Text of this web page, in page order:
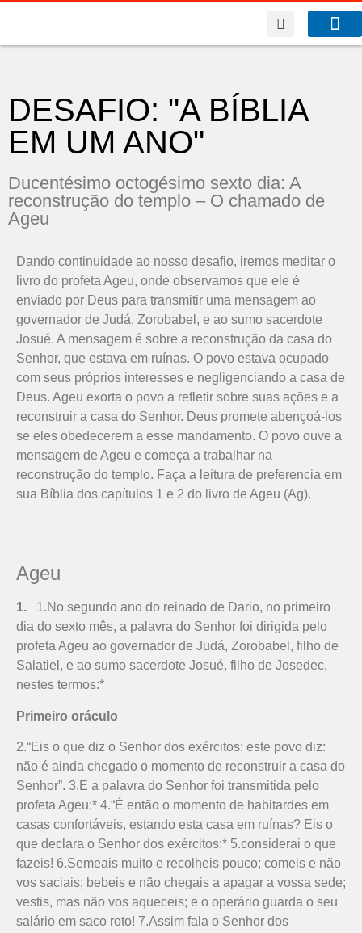
DESAFIO: "A BÍBLIA
EM UM ANO"
Ducentésimo octogésimo sexto dia: A
reconstrução do templo – O chamado de
Ageu
Dando continuidade ao nosso desafio, iremos meditar o
livro do profeta Ageu, onde observamos que ele é
enviado por Deus para transmitir uma mensagem ao
governador de Judá, Zorobabel, e ao sumo sacerdote
Josué. A mensagem é sobre a reconstrução da casa do
Senhor, que estava em ruínas. O povo estava ocupado
com seus próprios interesses e negligenciando a casa de
Deus. Ageu exorta o povo a refletir sobre suas ações e a
reconstruir a casa do Senhor. Deus promete abençoá-los
se eles obedecerem a esse mandamento. O povo ouve a
mensagem de Ageu e começa a trabalhar na
reconstrução do templo. Faça a leitura de preferencia em
sua Bíblia dos capítulos 1 e 2 do livro de Ageu (Ag).
Ageu
1. 1.No segundo ano do reinado de Dario, no primeiro
dia do sexto mês, a palavra do Senhor foi dirigida pelo
profeta Ageu ao governador de Judá, Zorobabel, filho de
Salatiel, e ao sumo sacerdote Josué, filho de Josedec,
nestes termos:*
Primeiro oráculo
2.“Eis o que diz o Senhor dos exércitos: este povo diz:
não é ainda chegado o momento de reconstruir a casa do
Senhor”. 3.E a palavra do Senhor foi transmitida pelo
profeta Ageu:* 4.“É então o momento de habitardes em
casas confortáveis, estando esta casa em ruínas? Eis o
que declara o Senhor dos exércitos:* 5.considerai o que
fazeis! 6.Semeais muito e recolheis pouco; comeis e não
vos saciais; bebeis e não chegais a apagar a vossa sede;
vestis, mas não vos aqueceis; e o operário guarda o seu
salário em saco roto! 7.Assim fala o Senhor dos